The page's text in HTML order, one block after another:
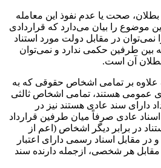
صحت یا عدم نفوذ این معامله
موضوع را بیان می‌دارد که قراردادی
در مقابل دولت مورد استناد
بین طرفین حکمی ندارد و نمی‌توان
بطلان آن است.
علاوه بر تمامی اشخاص حقوقی که به
عمومی هستند، تمامی اشخاص ثالثی
دارای سند عادی هستند نیز در
عادی صرفاً میان طرفین قرارداد
در برابر دیگر اشخاص (اعم از
مقابل اسناد رسمی دارای اعتبار
مقابل هر شخصی، ازجمله دارنده سند